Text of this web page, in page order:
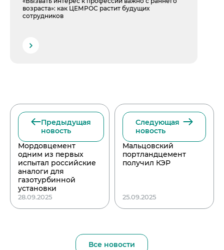
возраста»: как ЦЕМРОС растит будущих
сотрудников
Предыдущая
новость
Мордовцемент
одним из первых
испытал российские
аналоги для
газотурбинной
установки
28.09.2025
Следующая
новость
Мальцовский
портландцемент
получил КЭР
25.09.2025
Все новости